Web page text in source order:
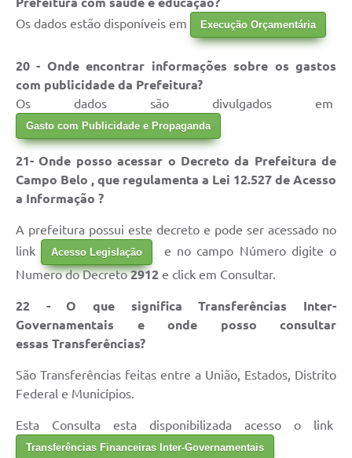
Os dados estão disponíveis em
Execução Orçamentária
20 - Onde encontrar informações sobre os gastos
com publicidade da Prefeitura?
Os dados são divulgados em
Gasto com Publicidade e Propaganda
21- Onde posso acessar o Decreto da Prefeitura de
Campo Belo , que regulamenta a Lei 12.527 de Acesso
a Informação ?
A prefeitura possui este decreto e pode ser acessado no
link
Acesso Legislação
e no campo Número digite o
Numero do Decreto2912 e click em Consultar.
22 - O que significa Transferências Inter-
Governamentais e onde posso consultar
essas Transferências?
São Transferências feitas entre a União, Estados, Distrito
Federal e Municípios.
Esta Consulta esta disponibilizada acesso o link
Transferências Financeiras Inter-Governamentais